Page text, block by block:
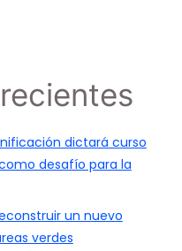
dictará curso
desafío para la
un nuevo
verdes